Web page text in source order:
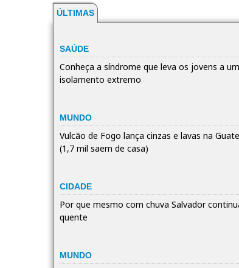
ÚLTIMAS
SAÚDE
Conheça a síndrome que leva os jovens a um
isolamento extremo
MUNDO
Vulcão de Fogo lança cinzas e lavas na
(1,7 mil saem de casa)
CIDADE
Por que mesmo com chuva Salvador
quente
MUNDO